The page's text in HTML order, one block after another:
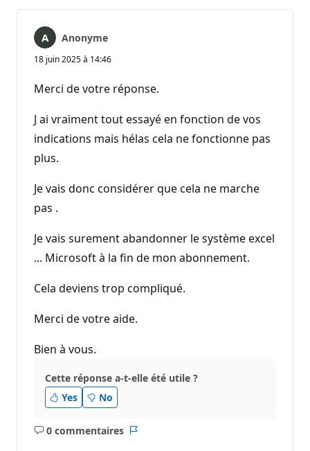
Anonyme
18 juin 2025 à 14:46
Merci de votre réponse.
J ai vraiment tout essayé en fonction de vos
indications mais hélas cela ne fonctionne pas
plus.
Je vais donc considérer que cela ne marche
pas .
Je vais surement abandonner le système excel
... Microsoft à la fin de mon abonnement.
Cela deviens trop compliqué.
Merci de votre aide.
Bien à vous.
Cette réponse a-t-elle été utile ?
Yes
No
0 commentaires
Aucun